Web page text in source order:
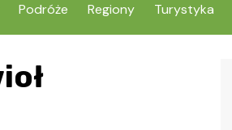
Podróże Regiony Turystyka